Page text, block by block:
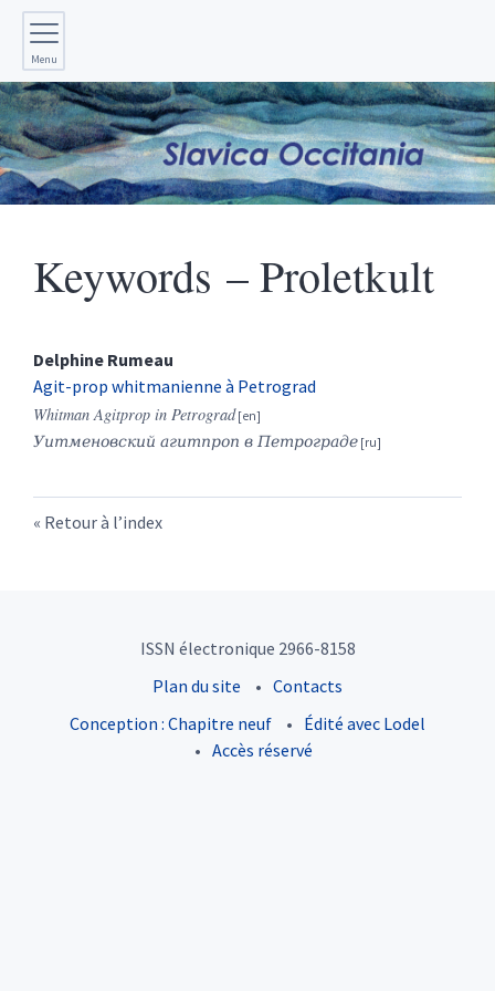
Menu
Keywords – Proletkult
Delphine Rumeau
Agit-prop whitmanienne à Petrograd
Whitman Agitprop in Petrograd
Уитменовский агитпроп в Петрограде
Retour à l’index
ISSN électronique 2966-8158
Plan du site
Contacts
Conception : Chapitre neuf
Édité avec Lodel
Accès réservé